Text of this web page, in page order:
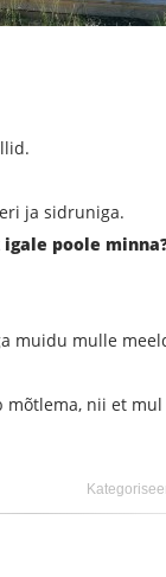
ja sidruniga.
poole
muidu mulle
nii et